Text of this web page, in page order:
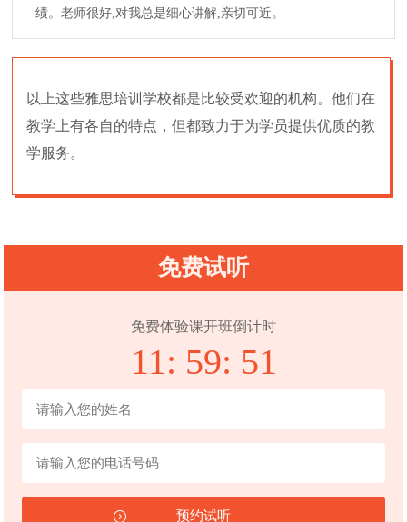
绩。老师很好,对我总是细心讲解,亲切可近。
以上这些雅思培训学校都是比较受欢迎的机构。他们在
教学上有各自的特点，但都致力于为学员提供优质的教
学服务。
免费试听
免费体验课开班倒计时
11: 59: 50